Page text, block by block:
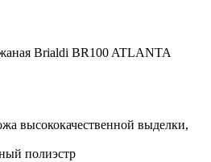
Brialdi BR100 ATLANTA
высококачественной выделки,
полиэстр